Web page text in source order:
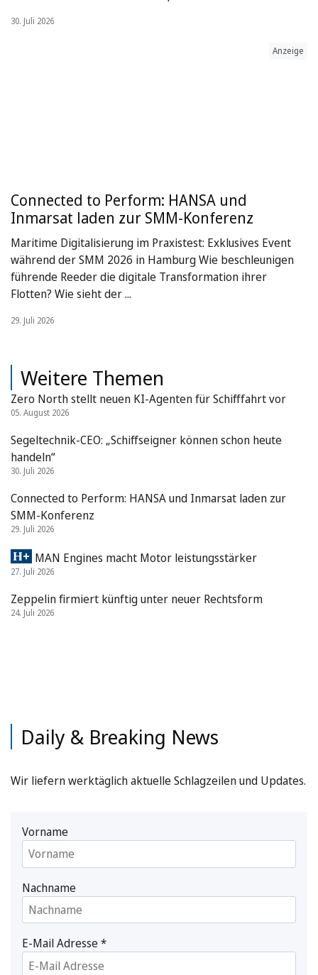
30. Juli 2026
Anzeige
Connected to Perform: HANSA und
Inmarsat laden zur SMM-Konferenz
Maritime Digitalisierung im Praxistest: Exklusives Event
während der SMM 2026 in Hamburg Wie beschleunigen
führende Reeder die digitale Transformation ihrer
Flotten? Wie sieht der ...
29. Juli 2026
Weitere Themen
Zero North stellt neuen KI-Agenten für Schifffahrt vor
05. August 2026
Segeltechnik-CEO: „Schiffseigner können schon heute
handeln“
30. Juli 2026
Connected to Perform: HANSA und Inmarsat laden zur
SMM-Konferenz
29. Juli 2026
MAN Engines macht Motor leistungsstärker
27. Juli 2026
Zeppelin firmiert künftig unter neuer Rechtsform
24. Juli 2026
Daily & Breaking News
Wir liefern werktäglich aktuelle Schlagzeilen und Updates.
Vorname
Nachname
E-Mail Adresse*